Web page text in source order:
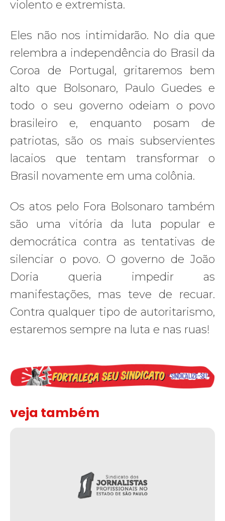
violento e extremista.
Eles não nos intimidarão. No dia que
relembra a independência do Brasil da
Coroa de Portugal, gritaremos bem
alto que Bolsonaro, Paulo Guedes e
todo o seu governo odeiam o povo
brasileiro e, enquanto posam de
patriotas, são os mais subservientes
lacaios que tentam transformar o
Brasil novamente em uma colônia.
Os atos pelo Fora Bolsonaro também
são uma vitória da luta popular e
democrática contra as tentativas de
silenciar o povo. O governo de João
Doria queria impedir as
manifestações, mas teve de recuar.
Contra qualquer tipo de autoritarismo,
estaremos sempre na luta e nas ruas!
veja também